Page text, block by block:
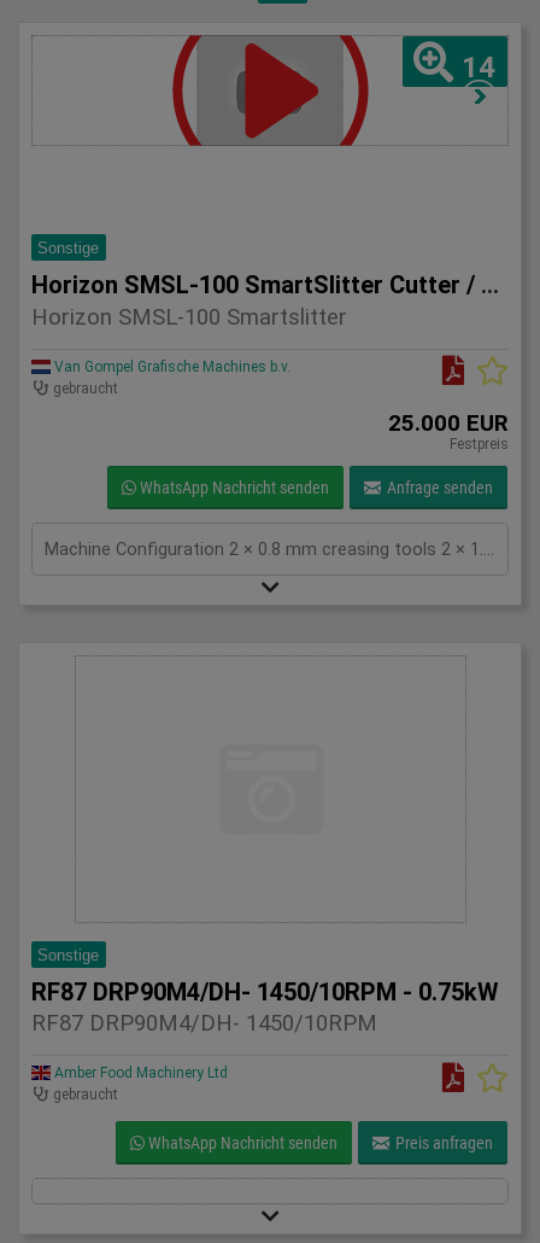
14
Sonstige
Horizon SMSL-100 SmartSlitter Cutter / Creaser
Horizon SMSL-100 Smartslitter
Van Gompel Grafische Machines b.v.
gebraucht
25.000 EUR
Festpreis
WhatsApp Nachricht senden Anfrage senden
Machine Configuration 2 × 0.8 mm creasing tools 2 × 1.3 mm creasing tools QR code scanner installed for automatic job setup Total counter: approximately 1.3 million impressions Technical Specifications Feature Specification Max sheet size 370 × 670 mm Min sheet size 200 × 200 mm Finished size 48 × 50 mm up to 370 × 670 mm Paper weight 81.4 – 350 gsm Creasing system Positive & negative impact creasing Crease lines Up to 20 crease lines Production speed Up to 54 sheets/minute (A4) Slitting divisions 1–5 (single cut), 1–3 (double cut) Power supply Single phase 200–240 V, 50/60 Hz Machine weight Approx. 546 kg Key Advantages Fast makeready with QR code job recognition Excellent crease quality on digitally printed and laminated stocks Compact footprint with high production capacity Suitable for short runs and variable data jobs Reliable Horizon engineering and easy operation Condition The machine is in good working condition and can be inspected under power. Perfect for Digital print shops Commercial printers Finishing departments On-demand card production Short-run packaging and marketing materials For more information, pricing, or inspection arrangements, please contact: Van Gompel Grafische Machines B.V. Bladel, The Netherlands Worldwide shipping available
Sonstige
RF87 DRP90M4/DH- 1450/10RPM - 0.75kW
RF87 DRP90M4/DH- 1450/10RPM
Amber Food Machinery Ltd
gebraucht
WhatsApp Nachricht senden Preis anfragen